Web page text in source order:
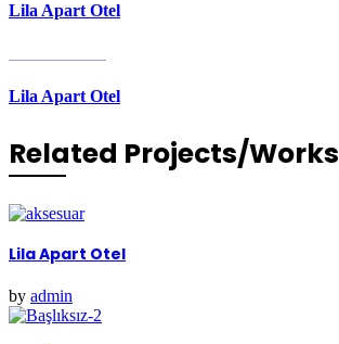
Lila Apart Otel
Lila Apart Otel
Related Projects/Works
Lila Apart Otel
by admin